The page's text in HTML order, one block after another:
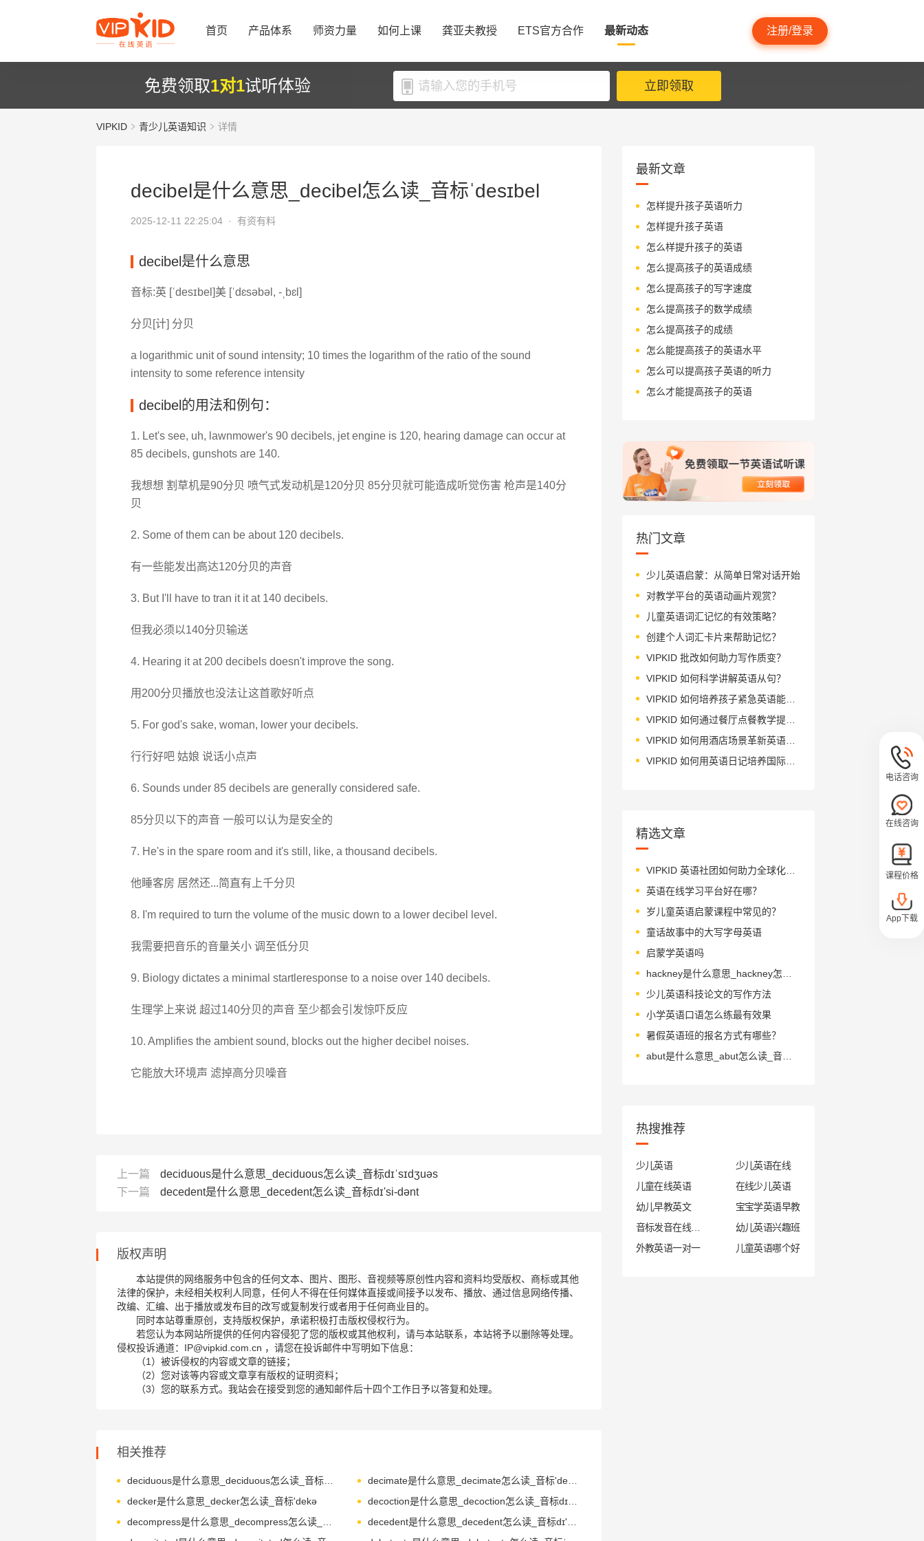
首页 产品体系 师资力量 如何上课 龚亚夫教授 ETS官方合作 最新动态 注册/登录
免费领取1对1试听体验 立即领取
VIPKID 青少儿英语知识 详情
decibel是什么意思_decibel怎么读_音标ˈdesɪbel
2025-12-11 22:25:04 · 有资有料
decibel是什么意思
音标:英 [ˈdesɪbel]美 [ˈdɛsəbəl, -ˌbɛl]
分贝[计] 分贝
a logarithmic unit of sound intensity; 10 times the logarithm of the ratio of the sound
intensity to some reference intensity
decibel的用法和例句：
1. Let's see, uh, lawnmower's 90 decibels, jet engine is 120, hearing damage can occur at
85 decibels, gunshots are 140.
我想想 割草机是90分贝 喷气式发动机是120分贝 85分贝就可能造成听觉伤害 枪声是140分
贝
2. Some of them can be about 120 decibels.
有一些能发出高达120分贝的声音
3. But I'll have to tran it it at 140 decibels.
但我必须以140分贝输送
4. Hearing it at 200 decibels doesn't improve the song.
用200分贝播放也没法让这首歌好听点
5. For god's sake, woman, lower your decibels.
行行好吧 姑娘 说话小点声
6. Sounds under 85 decibels are generally considered safe.
85分贝以下的声音 一般可以认为是安全的
7. He's in the spare room and it's still, like, a thousand decibels.
他睡客房 居然还...简直有上千分贝
8. I'm required to turn the volume of the music down to a lower decibel level.
我需要把音乐的音量关小 调至低分贝
9. Biology dictates a minimal startleresponse to a noise over 140 decibels.
生理学上来说 超过140分贝的声音 至少都会引发惊吓反应
10. Amplifies the ambient sound, blocks out the higher decibel noises.
它能放大环境声 滤掉高分贝噪音
上一篇
deciduous是什么意思_deciduous怎么读_音标dɪˈsɪdʒuəs
下一篇
decedent是什么意思_decedent怎么读_音标dɪ'si-dənt
版权声明
本站提供的网络服务中包含的任何文本、图片、图形、音视频等原创性内容和资料均受版权、商标或其他
法律的保护，未经相关权利人同意，任何人不得在任何媒体直接或间接予以发布、播放、通过信息网络传播、
改编、汇编、出于播放或发布目的改写或复制发行或者用于任何商业目的。
同时本站尊重原创，支持版权保护，承诺积极打击版权侵权行为。
若您认为本网站所提供的任何内容侵犯了您的版权或其他权利，请与本站联系，本站将予以删除等处理。
侵权投诉通道：IP@vipkid.com.cn ，请您在投诉邮件中写明如下信息：
（1）被诉侵权的内容或文章的链接；
（2）您对该等内容或文章享有版权的证明资料；
（3）您的联系方式。我站会在接受到您的通知邮件后十四个工作日予以答复和处理。
相关推荐
deciduous是什么意思_deciduous怎么读_音标dɪˈsɪdʒuəs
decimate是什么意思_decimate怎么读_音标'desɪmeɪt
decker是什么意思_decker怎么读_音标'dekə
decoction是什么意思_decoction怎么读_音标dɪ'kɒkʃən
最新文章
怎样提升孩子英语听力
怎样提升孩子英语
怎么样提升孩子的英语
怎么提高孩子的英语成绩
怎么提高孩子的写字速度
怎么提高孩子的数学成绩
怎么提高孩子的成绩
怎么能提高孩子的英语水平
怎么可以提高孩子英语的听力
怎么才能提高孩子的英语
热门文章
少儿英语启蒙：从简单日常对话开始
对教学平台的英语动画片观赏？
儿童英语词汇记忆的有效策略？
创建个人词汇卡片来帮助记忆？
VIPKID 批改如何助力写作质变？
VIPKID 如何科学讲解英语从句？
VIPKID 如何培养孩子紧急英语能力？
VIPKID 如何通过餐厅点餐教学提升少儿英语应用能力？
VIPKID 如何用酒店场景革新英语教学？
VIPKID 如何用英语日记培养国际化人才？
精选文章
VIPKID 英语社团如何助力全球化实践？
英语在线学习平台好在哪？
岁儿童英语启蒙课程中常见的？
童话故事中的大写字母英语
启蒙学英语吗
少儿英语科技论文的写作方法
小学英语口语怎么练最有效果
暑假英语班的报名方式有哪些？
abut是什么意思_abut怎么读_音标ə'bʌt
热搜推荐
少儿英语
少儿英语在线
儿童在线英语
在线少儿英语
幼儿早教英文
宝宝学英语早教
幼儿英语兴趣班
外教英语一对一
儿童英语哪个好
电话咨询
在线咨询
课程价格
App下载